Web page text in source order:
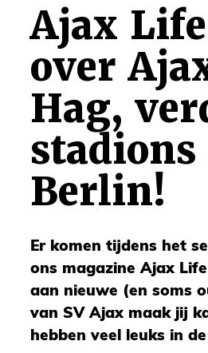
Ajax
over
Hag,
Berlin!
Er komen tijdens het
ons magazine Ajax
aan nieuwe (en soms
van SV Ajax maak jij
hebben veel leuks in